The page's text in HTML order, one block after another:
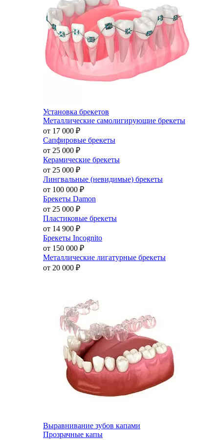
Установка брекетов
Металлические самолигирующие брекеты
от 17 000 ₽
Сапфировые брекеты
от 25 000 ₽
Керамические брекеты
от 25 000 ₽
Лингвальные (невидимые) брекеты
от 100 000 ₽
Брекеты Damon
от 25 000 ₽
Пластиковые брекеты
от 14 900 ₽
Брекеты Incognito
от 150 000 ₽
Металлические лигатурные брекеты
от 20 000 ₽
Выравнивание зубов капами
Прозрачные капы